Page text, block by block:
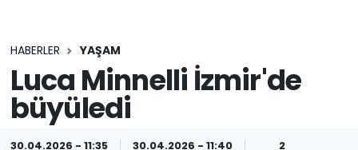
HABERLER YAŞAM
Luca Minnelli İzmir'de
büyüledi
30.04.2026 - 11:35 30.04.2026 - 11:40 2
Son Dakika Haberleri
Haber Arşivi